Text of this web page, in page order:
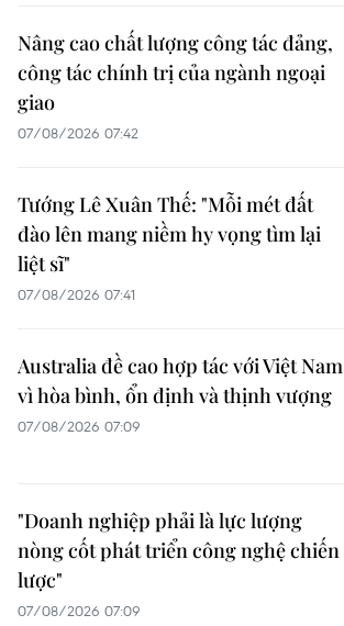
Nâng cao chất lượng công tác đảng,
công tác chính trị của ngành ngoại
giao
07/08/2026 07:42
Tướng Lê Xuân Thế: "Mỗi mét đất
đào lên mang niềm hy vọng tìm lại
liệt sĩ"
07/08/2026 07:41
Australia đề cao hợp tác với Việt Nam
vì hòa bình, ổn định và thịnh vượng
07/08/2026 07:09
"Doanh nghiệp phải là lực lượng
nòng cốt phát triển công nghệ chiến
lược"
07/08/2026 07:09